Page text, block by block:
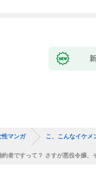
性マンガ こ、こんなイケメ
者ですって？ さすが悪役令嬢